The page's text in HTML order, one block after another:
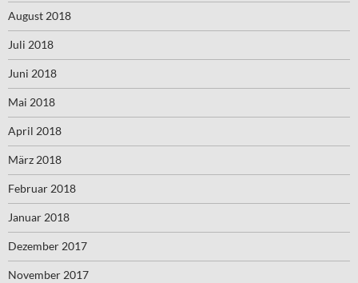
August 2018
Juli 2018
Juni 2018
Mai 2018
April 2018
März 2018
Februar 2018
Januar 2018
Dezember 2017
November 2017